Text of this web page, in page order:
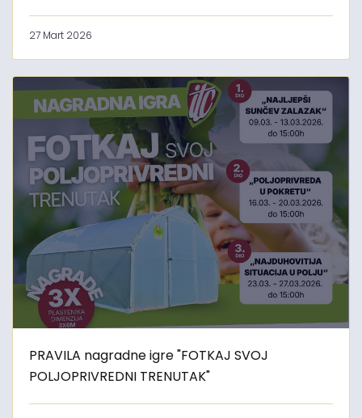
27 Mart 2026
PRAVILA nagradne igre "FOTKAJ SVOJ
POLJOPRIVREDNI TRENUTAK"